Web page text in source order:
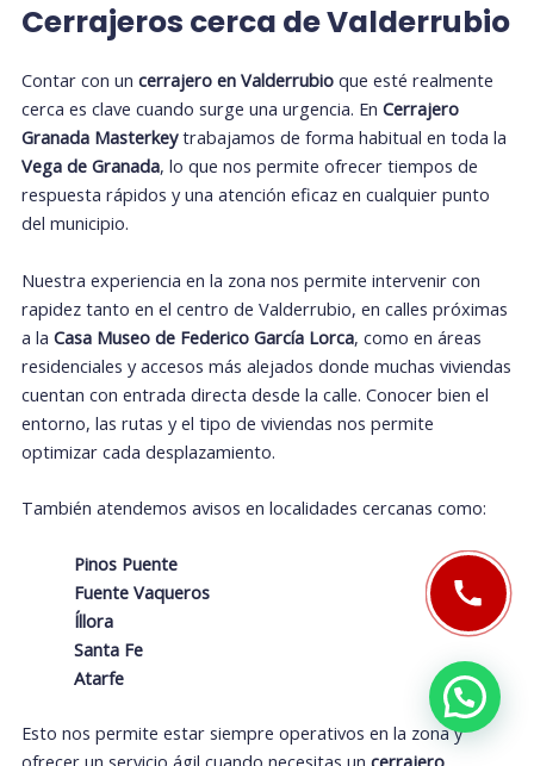
Cerrajeros cerca de Valderrubio
Contar con un cerrajero en Valderrubioque esté realmente
cerca es clave cuando surge una urgencia. En Cerrajero
Granada Masterkeytrabajamos de forma habitual en toda la
Vega de Granada, lo que nos permite ofrecer tiempos de
respuesta rápidos y una atención eficaz en cualquier punto
del municipio.
Nuestra experiencia en la zona nos permite intervenir con
rapidez tanto en el centro de Valderrubio, en calles próximas
a la Casa Museo de Federico García Lorca, como en áreas
residenciales y accesos más alejados donde muchas viviendas
cuentan con entrada directa desde la calle. Conocer bien el
entorno, las rutas y el tipo de viviendas nos permite
optimizar cada desplazamiento.
También atendemos avisos en localidades cercanas como:
Pinos Puente
Fuente Vaqueros
Íllora
Santa Fe
Atarfe
Esto nos permite estar siempre operativos en la zona y